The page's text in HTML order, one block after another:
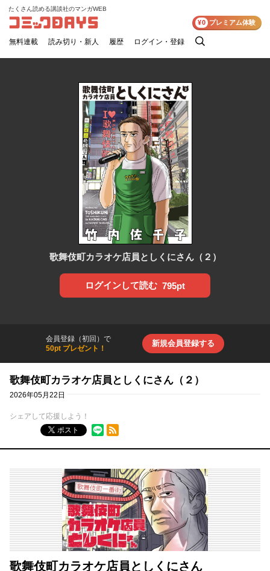
コミックDAYS
たくさん読める講談社のマンガWEB
無料連載 読み切り・新人 履歴 ログイン・登録
検
¥0 プレミアム体験
歌舞伎町カラオケ店員としくにさん（２）
ログインして読む 795pt
会員登録（初回）で
50pt プレゼント！
新規会員登録する
歌舞伎町カラオケ店員としくにさん（２）
2026年05月22日
シェアして応援しよう！
ポスト
RSSフィード
歌舞伎町カラオケ店員としくにさん